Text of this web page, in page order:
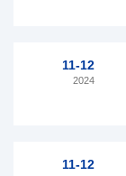
11-12
2024
11-12